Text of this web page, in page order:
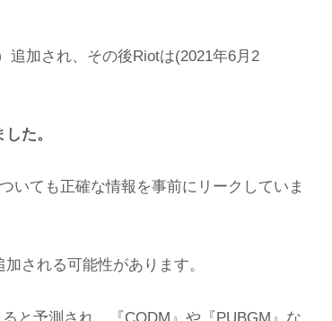
追加され、その後Riotは(2021年6月2
た。
いても正確な情報を事前にリークしていま
される可能性があります。
と予測され、『CODM』や『PUBGM』な